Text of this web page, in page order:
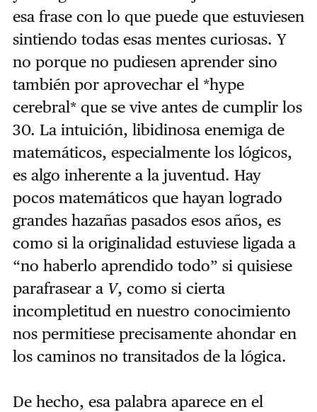
esa frase con lo que puede que estuviesen
sintiendo todas esas mentes curiosas. Y
no porque no pudiesen aprender sino
también por aprovechar el *hype
cerebral* que se vive antes de cumplir los
30. La intuición, libidinosa enemiga de
matemáticos, especialmente los lógicos,
es algo inherente a la juventud. Hay
pocos matemáticos que hayan logrado
grandes hazañas pasados esos años, es
como si la originalidad estuviese ligada a
“no haberlo aprendido todo” si quisiese
parafrasear a V, como si cierta
incompletitud en nuestro conocimiento
nos permitiese precisamente ahondar en
los caminos no transitados de la lógica.
De hecho, esa palabra aparece en el